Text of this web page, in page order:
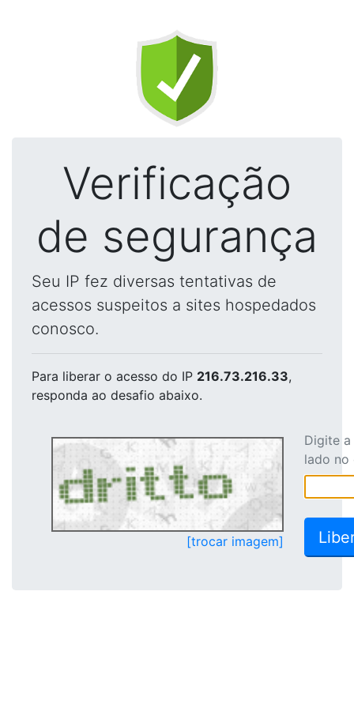
Verificação
de segurança
Seu IP fez diversas tentativas de
acessos suspeitos a sites hospedados
conosco.
Para liberar o acesso do IP 216.73.216.33,
responda ao desafio abaixo.
[trocar imagem]
Digite
lado no